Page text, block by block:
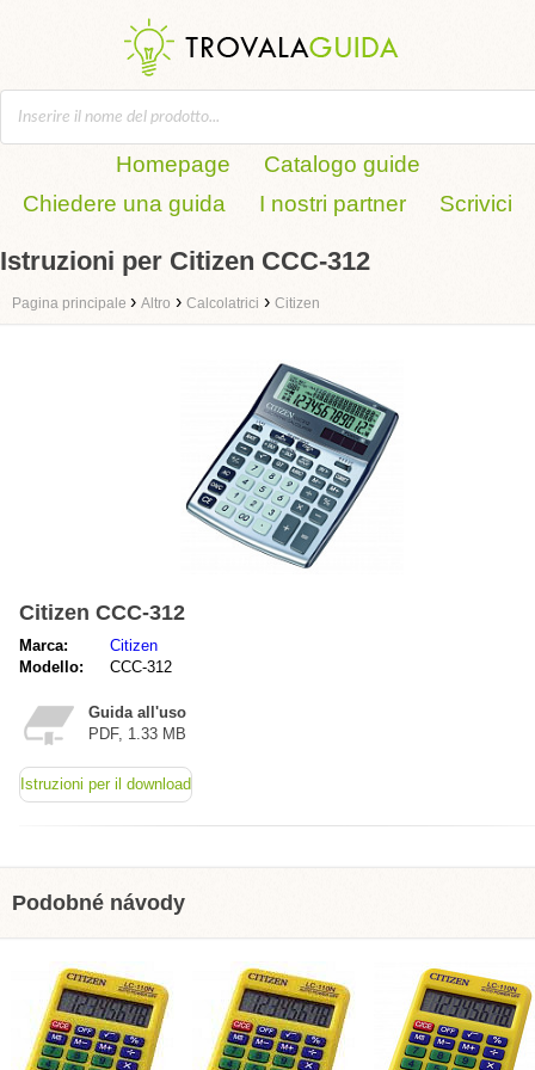
Homepage
Catalogo guide
Chiedere una guida
I nostri partner Scrivici
Istruzioni per Citizen CCC-312
Pagina principale › Altro › Calcolatrici › Citizen
Citizen CCC-312
Marca:
Citizen
Modello:
CCC-312
Guida all'uso
PDF, 1.33 MB
Istruzioni per il download
Podobné návody